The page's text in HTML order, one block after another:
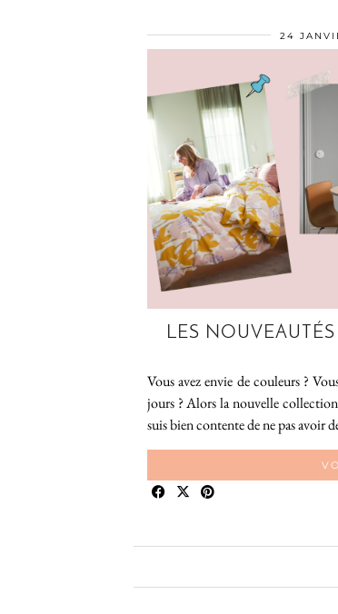
24
LES
Vous avez envie de couleurs ?
jours ? Alors la nouvelle
suis bien contente de ne pas avoir